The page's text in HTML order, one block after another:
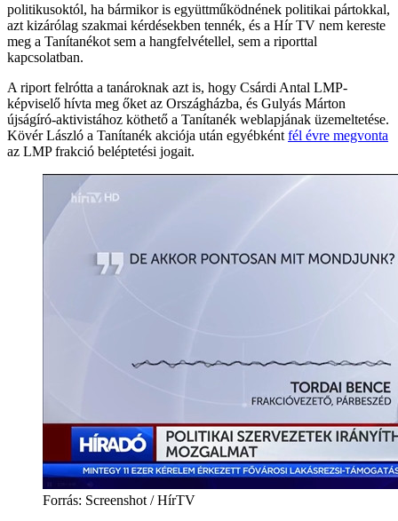
politikusoktól, ha bármikor is együttműködnének politikai pártokkal,
azt kizárólag szakmai kérdésekben tennék, és a Hír TV nem kereste
meg a Tanítanékot sem a hangfelvétellel, sem a riporttal
kapcsolatban.
A riport felrótta a tanároknak azt is, hogy Csárdi Antal LMP-
képviselő hívta meg őket az Országházba, és Gulyás Márton
újságíró-aktivistához köthető a Tanítanék weblapjának üzemeltetése.
Kövér László a Tanítanék akciója után egyébként fél évre megvonta
az LMP frakció beléptetési jogait.
Forrás: Screenshot / HírTV